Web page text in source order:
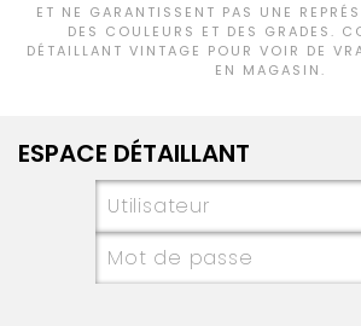
ET NE GARANTISSENT PAS UNE
DES COULEURS ET DES GRADES.
DÉTAILLANT VINTAGE POUR VOIR DE
EN MAGASIN.
ESPACE DÉTAILLANT